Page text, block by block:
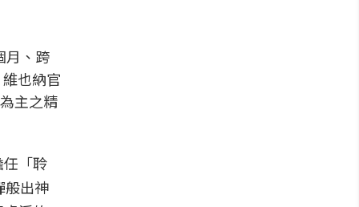
月、跨
也納官
主之精
「聆
般出神